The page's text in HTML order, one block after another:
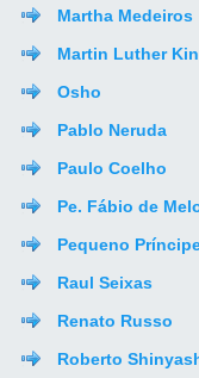
Martha Medeiros
Martin Luther
Osho
Pablo Neruda
Paulo Coelho
Pe. Fábio de
Pequeno
Raul Seixas
Renato Russo
Roberto